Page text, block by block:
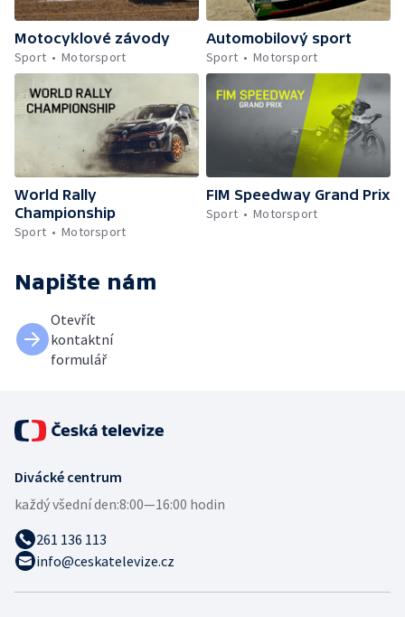
Motocyklové závody
Sport
Motorsport
Automobilový sport
Sport
Motorsport
World Rally
Championship
Sport
Motorsport
FIM Speedway Grand Prix
Sport
Motorsport
Napište nám
Otevřít
kontaktní
formulář
Divácké centrum
každý všední den:8:00—16:00 hodin
261 136 113
info@ceskatelevize.cz